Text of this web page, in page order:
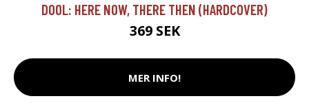
DOOL: HERE NOW, THERE THEN (HARDCOVER)
369 SEK
MER INFO!